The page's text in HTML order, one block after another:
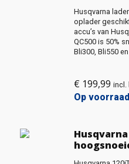
Husqvarna
oplader
accu’s van
QC500 is 50%
Bli300, Bli550
€ 199,99 incl.
Op
Husqvarna